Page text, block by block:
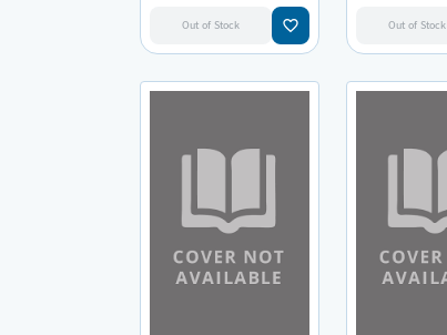
Out of Stock favorite_border Out of Stock